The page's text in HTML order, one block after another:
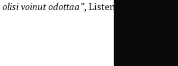
voinut odottaa”, Listenmaa